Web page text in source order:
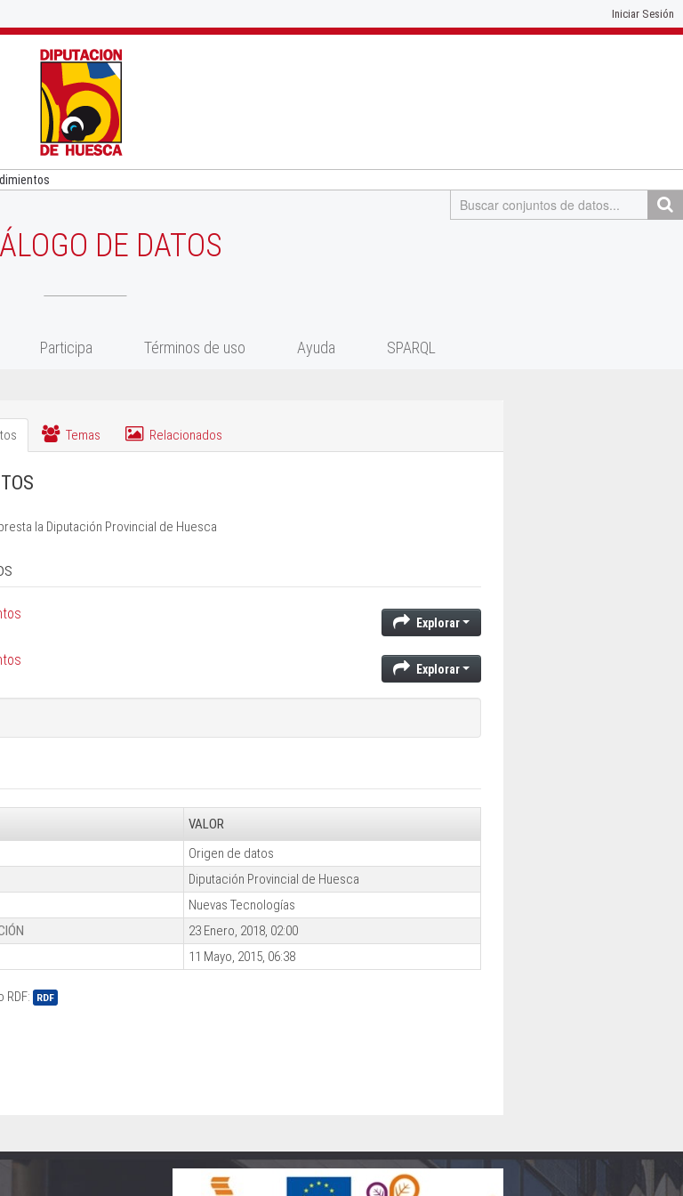
Iniciar Sesión
DE DATOS
Participa Términos de uso Ayuda SPARQL
Temas Relacionados
la Diputación Provincial de Huesca
Explorar
Explorar
VALOR
Origen de datos
Diputación Provincial de Huesca
Nuevas Tecnologías
23 Enero, 2018, 02:00
11 Mayo, 2015, 06:38
RDF